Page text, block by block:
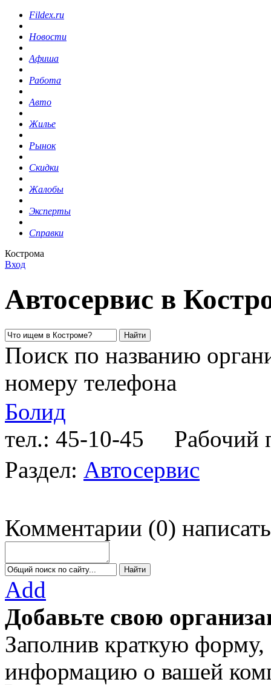
Fildex.ru
Новости
Афиша
Работа
Авто
Жилье
Рынок
Скидки
Жалобы
Эксперты
Справки
Кострома
Вход
Автосервис в
Поиск по названию
номеру телефона
Болид
тел.: 45-10-45
Рабочий
Раздел: Автосервис
Комментарии (0) написать
Add
Добавьте свою
Заполнив краткую
информацию о вашей